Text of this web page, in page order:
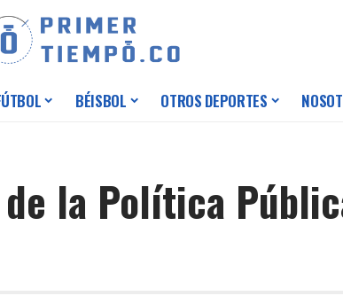
BÉISBOL OTROS DEPORTES
la Política